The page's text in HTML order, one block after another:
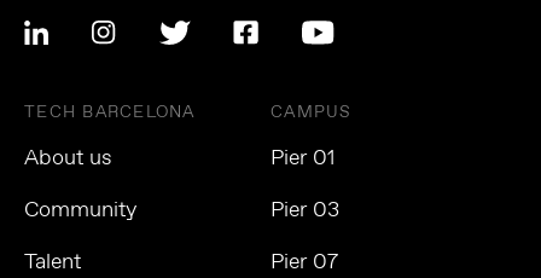
TECH BARCELONA
About us
Community
Talent
CAMPUS
Pier 01
Pier 03
Pier 07